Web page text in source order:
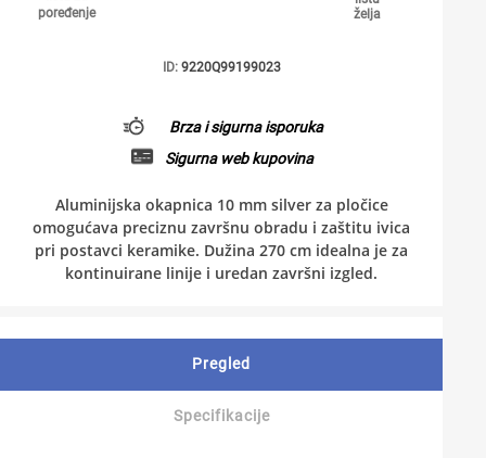
poređenje
želja
ID: 9220Q99199023
Brza i sigurna isporuka
Sigurna web kupovina
Aluminijska okapnica 10 mm silver za pločice
omogućava preciznu završnu obradu i zaštitu ivica
pri postavci keramike. Dužina 270 cm idealna je za
kontinuirane linije i uredan završni izgled.
Pregled
Specifikacije